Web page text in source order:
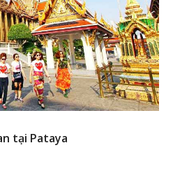
tại Pataya